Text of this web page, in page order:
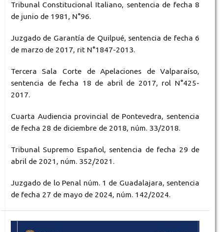
Tribunal Constitucional Italiano, sentencia de fecha 8
de junio de 1981, N°96.
Juzgado de Garantía de Quilpué, sentencia de fecha 6
de marzo de 2017, rit N°1847-2013.
Tercera Sala Corte de Apelaciones de Valparaíso,
sentencia de fecha 18 de abril de 2017, rol N°425-
2017.
Cuarta Audiencia provincial de Pontevedra, sentencia
de fecha 28 de diciembre de 2018, núm. 33/2018.
Tribunal Supremo Español, sentencia de fecha 29 de
abril de 2021, núm. 352/2021.
Juzgado de lo Penal núm. 1 de Guadalajara, sentencia
de fecha 27 de mayo de 2024, núm. 142/2024.